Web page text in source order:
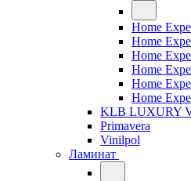
Home
Home
Home
Home
Home
Home
KLB LUXURY
Primavera
Vinilpol
Ламинат